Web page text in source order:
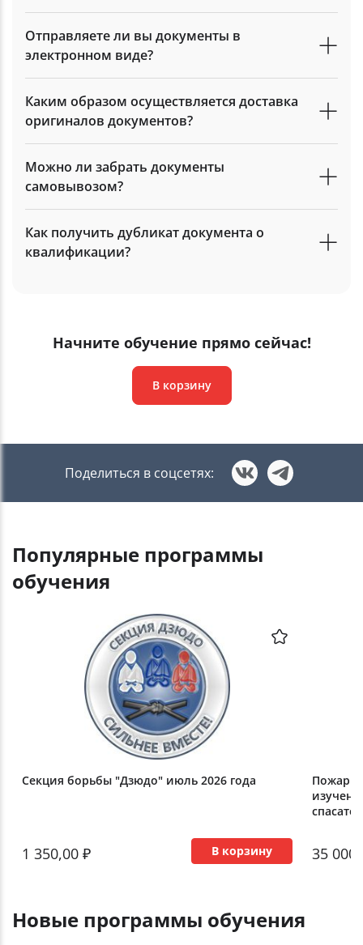
Отправляете ли вы документы в
электронном виде?
Каким образом осуществляется доставка
оригиналов документов?
Можно ли забрать документы
самовывозом?
Как получить дубликат документа о
квалификации?
Начните обучение прямо сейчас!
В корзину
Поделиться в соцсетях:
Популярные программы
обучения
Секция борьбы "Дзюдо" июль 2026 года
1 350,00 ₽ В корзину 35
Новые программы обучения